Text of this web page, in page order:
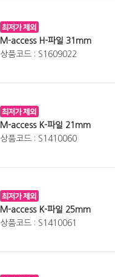
M-access H-파일 31mm
상품코드 : S1609022
M-access K-파일 21mm
상품코드 : S1410060
M-access K-파일 25mm
상품코드 : S1410061